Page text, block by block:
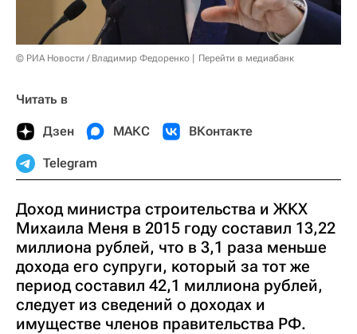
© РИА Новости / Владимир Федоренко Перейти в медиабанк
Читать в
Дзен МАКС ВКонтакте
Telegram
Доход министра строительства и ЖКХ
Михаила Меня в 2015 году составил 13,22
миллиона рублей, что в 3,1 раза меньше
дохода его супруги, который за тот же
период составил 42,1 миллиона рублей,
следует из сведений о доходах и
имуществе членов правительства РФ.